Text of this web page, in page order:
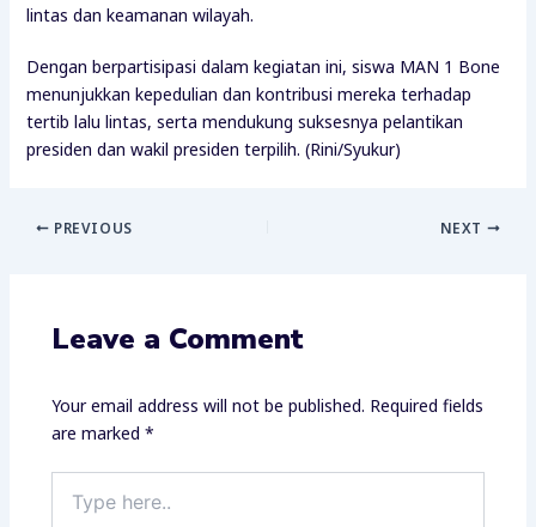
lintas dan keamanan wilayah.
Dengan berpartisipasi dalam kegiatan ini, siswa MAN 1 Bone
menunjukkan kepedulian dan kontribusi mereka terhadap
tertib lalu lintas, serta mendukung suksesnya pelantikan
presiden dan wakil presiden terpilih. (Rini/Syukur)
PREVIOUS NEXT
Leave a Comment
Your email address will not be published. Required fields
are marked *
here..